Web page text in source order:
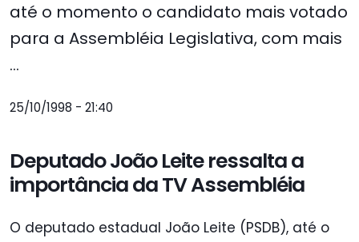
até o momento o candidato mais votado
para a Assembléia Legislativa, com mais
...
25/10/1998 - 21:40
Deputado João Leite ressalta a
importância da TV Assembléia
O deputado estadual João Leite (PSDB), até o